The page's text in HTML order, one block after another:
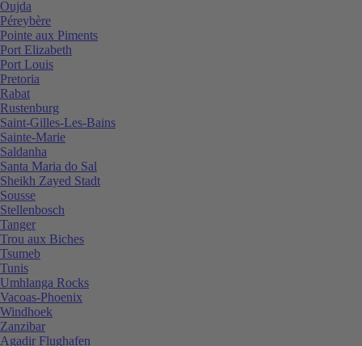
Oujda
Péreybère
Pointe aux Piments
Port Elizabeth
Port Louis
Pretoria
Rabat
Rustenburg
Saint-Gilles-Les-Bains
Sainte-Marie
Saldanha
Santa Maria do Sal
Sheikh Zayed Stadt
Sousse
Stellenbosch
Tanger
Trou aux Biches
Tsumeb
Tunis
Umhlanga Rocks
Vacoas-Phoenix
Windhoek
Zanzibar
Agadir Flughafen